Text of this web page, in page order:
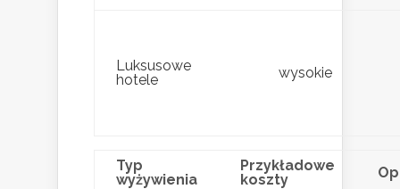
Luksusowe
hotele
wysokie
Typ
wyżywienia
Przykładowe
koszty